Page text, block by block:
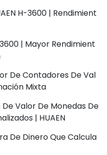
H-3600 | Rendimient
| Mayor Rendimient
De Contadores De Val
Mixta
Valor De Monedas De
| HUAEN
De Dinero Que Calcula